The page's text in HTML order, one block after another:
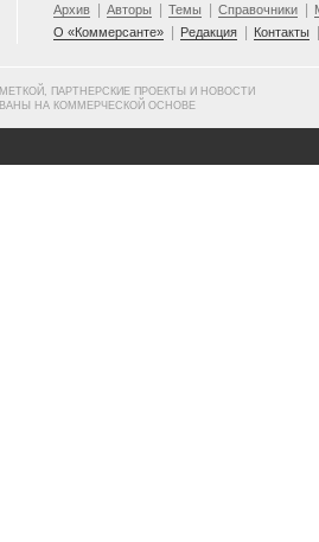
Архив Авторы Темы Справочники
О «Коммерсанте»
Редакция Контакты
ПАРТНЕРСКИЕ ПРОЕКТЫ И НОВОСТИ
НА КОММЕРЧЕСКОЙ ОСНОВЕ